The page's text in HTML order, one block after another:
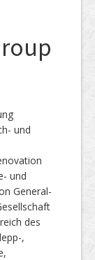
und
und
General-
des
,